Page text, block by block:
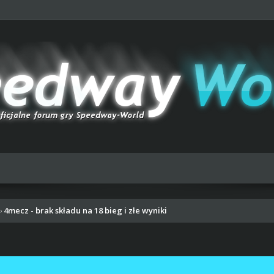
› 4mecz - brak składu na 18 bieg i złe wyniki